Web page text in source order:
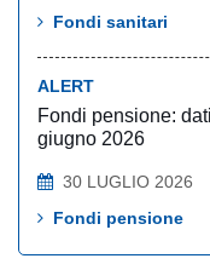
Fondi sanitari
ALERT
Fondi pensione:
giugno 2026
30 LUGLIO 2026
Fondi pensione